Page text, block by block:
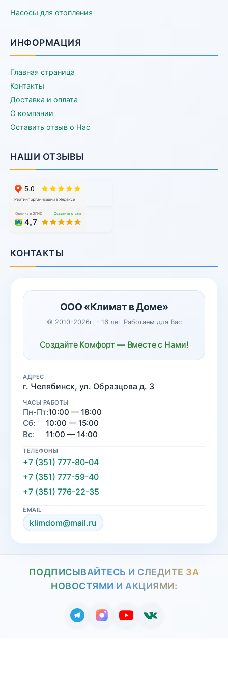
Насосы для отопления
ИНФОРМАЦИЯ
Главная страница
Контакты
Доставка и оплата
О компании
Оставить отзыв о Нас
НАШИ ОТЗЫВЫ
КОНТАКТЫ
ООО «Климат в Доме»
© 2010-2026г. - 16 лет Работаем для Вас
Создайте Комфорт — Вместе с Нами!
АДРЕС
г. Челябинск, ул. Образцова д. 3
ЧАСЫ РАБОТЫ
Пн-Пт:10:00 — 18:00
Сб:
10:00 — 15:00
Вс:
11:00 — 14:00
ТЕЛЕФОНЫ
+7 (351) 777-80-04
+7 (351) 777-59-40
+7 (351) 776-22-35
EMAIL
klimdom@mail.ru
ПОДПИСЫВАЙТЕСЬ И СЛЕДИТЕ ЗА
НОВОСТЯМИ И АКЦИЯМИ: